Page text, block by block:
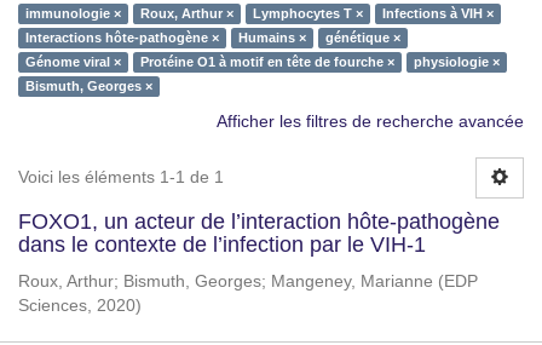
immunologie × Roux, Arthur × Lymphocytes T ×
Infections à VIH ×
Interactions hôte-pathogène ×
Humains ×
génétique ×
Génome viral ×
Protéine O1 à motif en tête de fourche ×
physiologie ×
Bismuth, Georges ×
Afficher les filtres de recherche avancée
Voici les éléments 1-1 de 1
FOXO1, un acteur de l’interaction hôte-pathogène
dans le contexte de l’infection par le VIH-1
Roux, Arthur; Bismuth, Georges; Mangeney, Marianne (EDP
Sciences, 2020)